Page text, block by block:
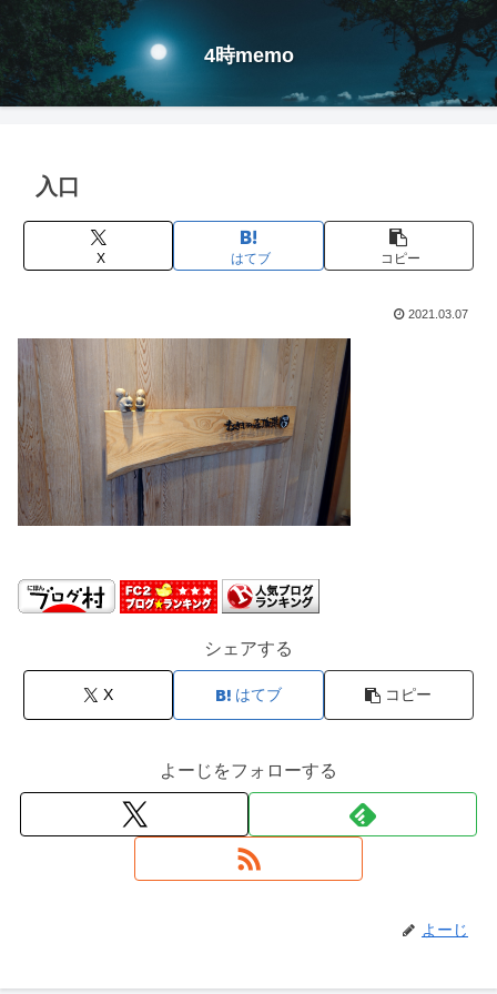
4時memo
入口
X はてブ コピー
2021.03.07
シェアする
X はてブ コピー
よーじをフォローする
よーじ